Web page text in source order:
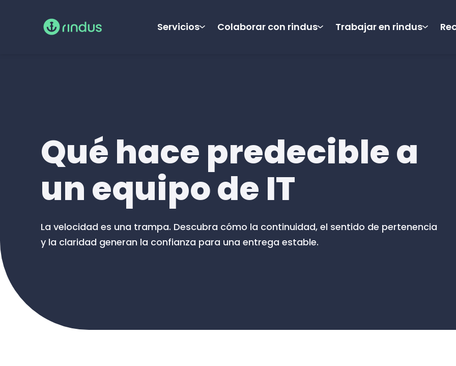
Servicios Colaborar con rindus Trabajar en rindus
Qué hace predecible a
un equipo de IT
La velocidad es una trampa. Descubra cómo la continuidad, el sentido de pertenencia
y la claridad generan la confianza para una entrega estable.